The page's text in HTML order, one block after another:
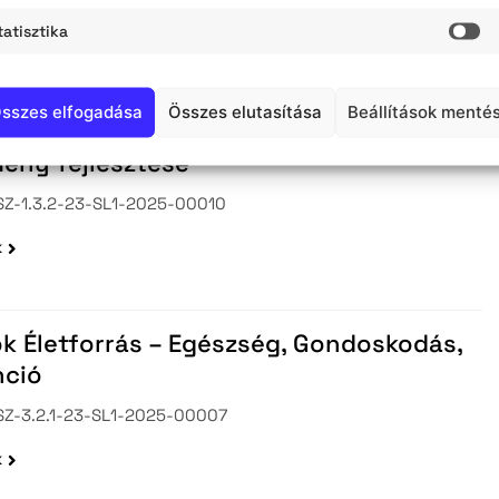
elfogadása Összes elutasítása Beállítások
3.2.1-23-SL1-2025-00003
Ferenc Könyvár és Közművelődési
fejlesztése
1.3.2-23-SL1-2025-00010
Életforrás – Egészség, Gondoskodás,
3.2.1-23-SL1-2025-00007